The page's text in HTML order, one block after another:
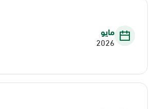
مايو
2026